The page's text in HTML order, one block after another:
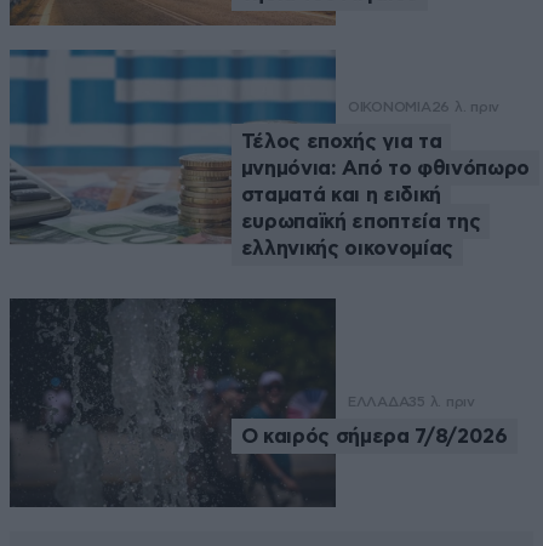
ΟΙΚΟΝΟΜΙΑ 26 λ. πριν
Τέλος εποχής για τα
μνημόνια: Από το φθινόπωρο
σταματά και η ειδική
ευρωπαϊκή εποπτεία της
ελληνικής οικονομίας
ΕΛΛΑΔΑ35 λ. πριν
Ο καιρός σήμερα 7/8/2026